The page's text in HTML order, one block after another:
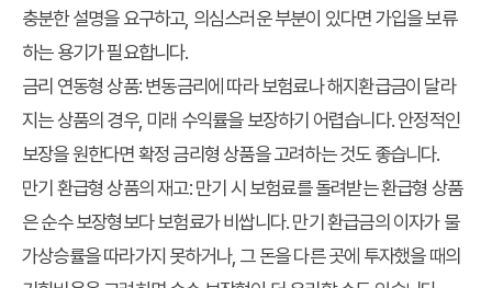
충분한 설명을 요구하고, 의심스러운 부분이 있다면 가입을 보류
하는 용기가 필요합니다.
금리 연동형 상품: 변동금리에 따라 보험료나 해지환급금이 달라
지는 상품의 경우, 미래 수익률을 보장하기 어렵습니다. 안정적인
보장을 원한다면 확정 금리형 상품을 고려하는 것도 좋습니다.
만기 환급형 상품의 재고: 만기 시 보험료를 돌려받는 환급형 상품
은 순수 보장형보다 보험료가 비쌉니다. 만기 환급금의 이자가 물
가상승률을 따라가지 못하거나, 그 돈을 다른 곳에 투자했을 때의